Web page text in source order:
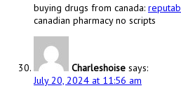
buying drugs from canada:
canadian pharmacy no scripts
Charleshoise says:
July 20, 2024 at 11:56 am